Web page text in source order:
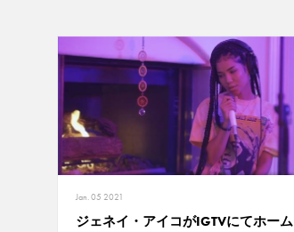
Jan. 05 2021
ジェネイ・アイコがIGTVにてホーム